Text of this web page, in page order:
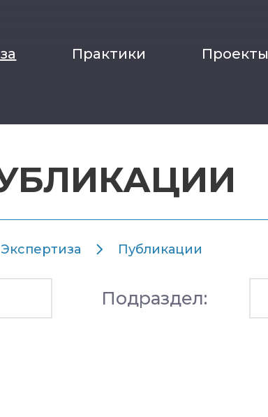
Практики Проекты
Экспертиза Публикации
Подраздел: